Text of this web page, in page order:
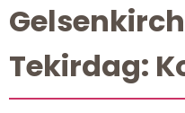
Tekirdag: